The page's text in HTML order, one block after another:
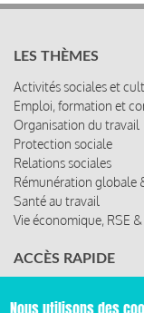
LES THÈMES
Activités sociales et
Emploi, formation et
Organisation du travail
Protection sociale
Relations sociales
Rémunération globale
Santé au travail
Vie économique, RSE
ACCÈS RAPIDE
Les rencontres